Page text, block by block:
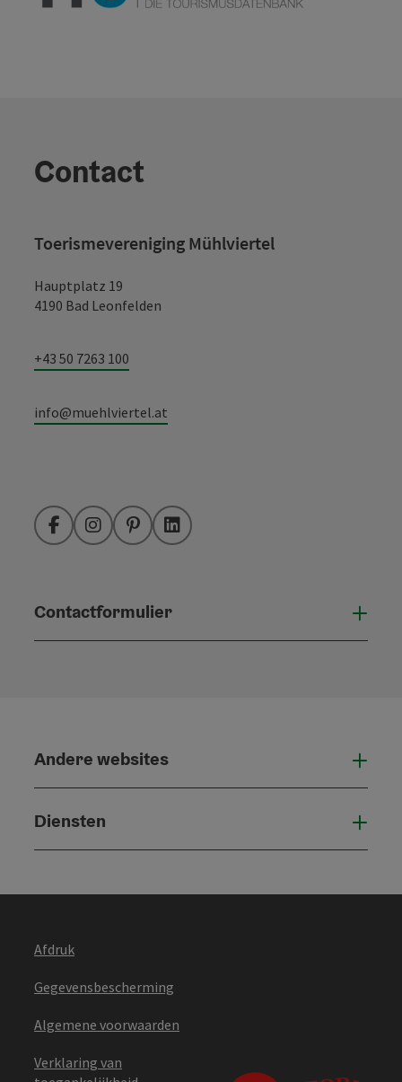
Contact
Toerismevereniging Mühlviertel
Hauptplatz 19
4190 Bad Leonfelden
+43 50 7263 100
info@muehlviertel.at
FacebookInstagramPinterestLinkedIn
Contactformulier
Andere websites
Diensten
Afdruk
Gegevensbescherming
Algemene voorwaarden
Verklaring van